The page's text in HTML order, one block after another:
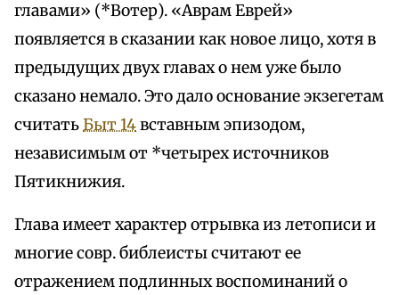
главами» (*Вотер). «Аврам Еврей»
появляется в сказании как новое лицо, хотя в
предыдущих двух главах о нем уже было
сказано немало. Это дало основание экзегетам
считатьБыт 14вставным эпизодом,
независимым от *четырех источников
Пятикнижия.
Глава имеет характер отрывка из летописи и
многие совр. библеисты считают ее
отражением подлинных воспоминаний о